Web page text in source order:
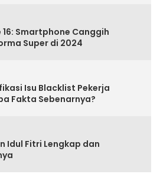
16: Smartphone Canggih
Super di 2024
Isu Blacklist Pekerja
Fakta Sebenarnya?
Idul Fitri Lengkap dan